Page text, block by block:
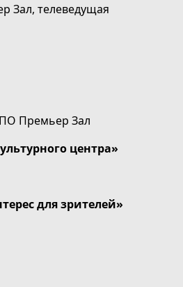
Зал, телеведущая
Премьер Зал
центра»
для зрителей»